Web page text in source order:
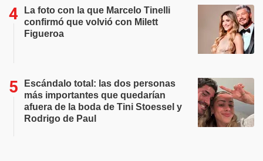
La foto con la que Marcelo Tinelli
confirmó que volvió con Milett
Figueroa
Escándalo total: las dos personas
más importantes que quedarían
afuera de la boda de Tini Stoessel y
Rodrigo de Paul